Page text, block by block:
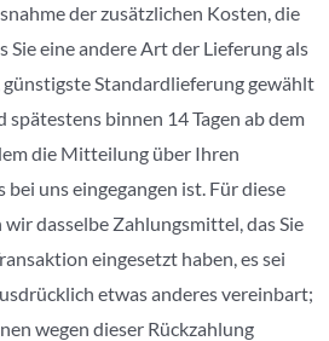
der zusätzlichen Kosten, die
Sie eine andere Art der Lieferung als
Standardlieferung gewählt
spätestens binnen 14 Tagen ab dem
die Mitteilung über Ihren
uns eingegangen ist. Für diese
dasselbe Zahlungsmittel, das Sie
eingesetzt haben, es sei
etwas anderes vereinbart;
wegen dieser Rückzahlung